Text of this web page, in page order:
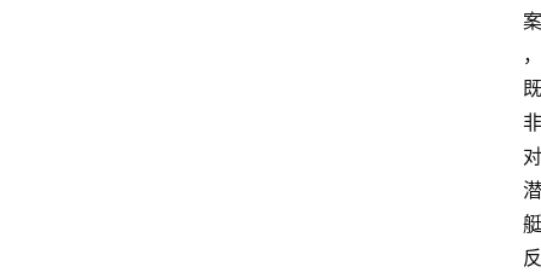
案
，
既
非
对
潜
艇
反